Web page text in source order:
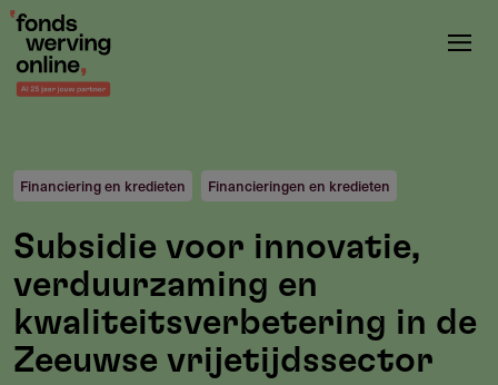
Overslaan
naar
de
gaan
Financiering en kredieten Financieringen en kredieten
Subsidie voor innovatie,
verduurzaming en
kwaliteitsverbetering in de
Zeeuwse vrijetijdssector